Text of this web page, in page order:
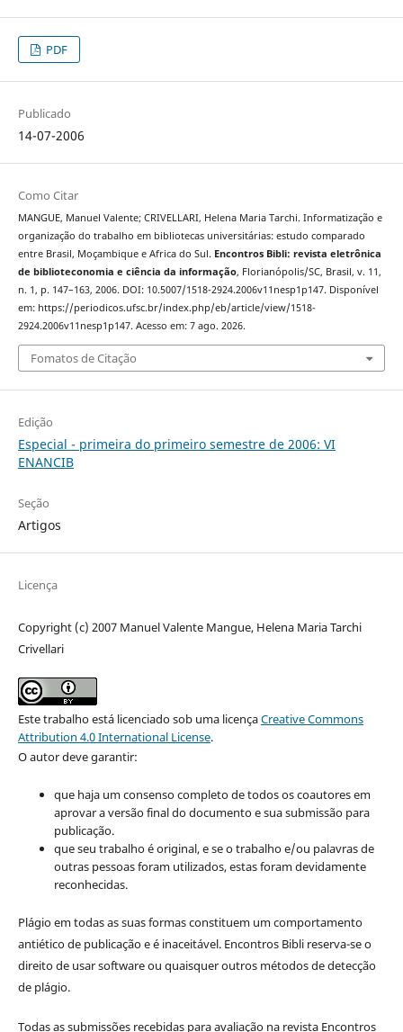
PDF
Publicado
14-07-2006
Como Citar
MANGUE, Manuel Valente; CRIVELLARI, Helena Maria Tarchi. Informatização e
organização do trabalho em bibliotecas universitárias: estudo comparado
entre Brasil, Moçambique e Africa do Sul. Encontros Bibli: revista eletrônica
de biblioteconomia e ciência da informação, Florianópolis/SC, Brasil, v. 11,
n. 1, p. 147–163, 2006. DOI: 10.5007/1518-2924.2006v11nesp1p147. Disponível
em: https://periodicos.ufsc.br/index.php/eb/article/view/1518-
2924.2006v11nesp1p147. Acesso em: 7 ago. 2026.
Fomatos de Citação
Edição
Especial - primeira do primeiro semestre de 2006: VI
ENANCIB
Seção
Artigos
Licença
Copyright (c) 2007 Manuel Valente Mangue, Helena Maria Tarchi
Crivellari
Este trabalho está licenciado sob uma licençaCreative Commons
Attribution 4.0 International License.
O autor deve garantir:
que haja um consenso completo de todos os coautores em
aprovar a versão final do documento e sua submissão para
publicação.
que seu trabalho é original, e se o trabalho e/ou palavras de
outras pessoas foram utilizados, estas foram devidamente
reconhecidas.
Plágio em todas as suas formas constituem um comportamento
antiético de publicação e é inaceitável. Encontros Bibli reserva-se o
direito de usar software ou quaisquer outros métodos de detecção
de plágio.
Todas as submissões recebidas para avaliação na revista Encontros